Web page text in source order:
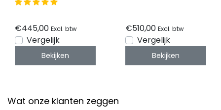
700 LEDs - warm wit
PRO LUKSUS
€445,00 Excl. btw
Vergelijk
Bekijken
PRO LUKSUS
€510,00 Excl. btw
Vergelijk
Bekijken
Wat onze klanten zeggen